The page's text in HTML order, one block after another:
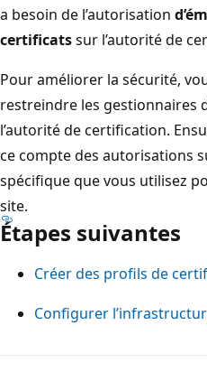
a besoin de l’autorisation
certificatssur l’autorité de
Pour améliorer la sécurité,
restreindre les gestionnaires
l’autorité de certification.
ce compte des autorisations
spécifique que vous utilisez
site.
Étapes suivantes
Créer des profils de
Configurer